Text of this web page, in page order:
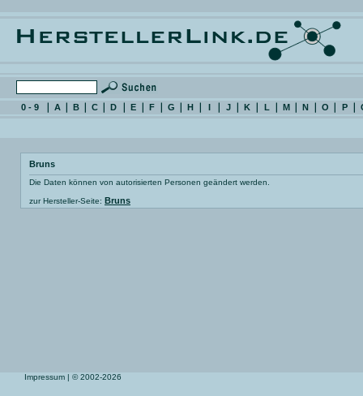
0 - 9 A B C D E F G H I J K L M N O P
Bruns
Die Daten können von autorisierten Personen geändert werden.
zur Hersteller-Seite: Bruns
Impressum | © 2002-2026